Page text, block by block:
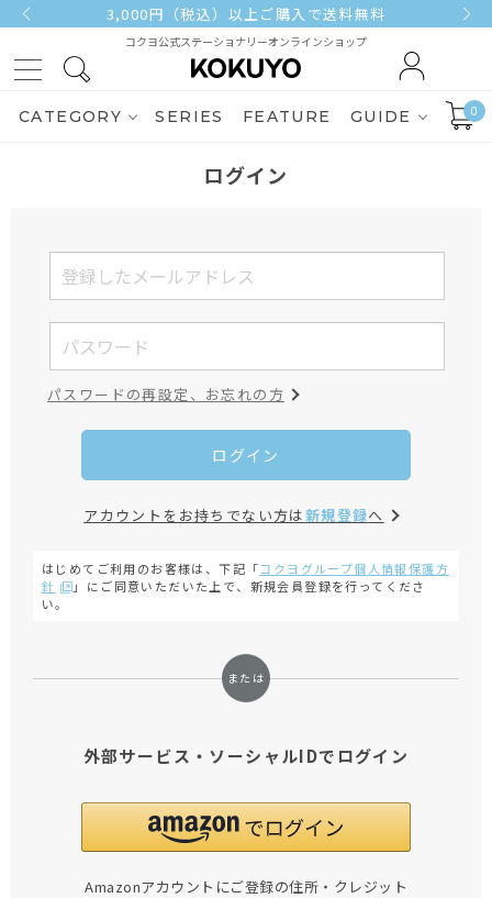
3,000円（税込）以上ご購入で送料無料
コクヨ公式ステーショナリーオンラインショップ
CATEGORY SERIES FEATURE GUIDE 0
ログイン
パスワードの再設定、お忘れの方
ログイン
アカウントをお持ちでない方は新規登録へ
はじめてご利用のお客様は、下記「コクヨグループ個人情報保護方
針
」にご同意いただいた上で、新規会員登録を行ってくださ
い。
外部サービス・ソーシャルIDでログイン
Amazonアカウントにご登録の住所・クレジット